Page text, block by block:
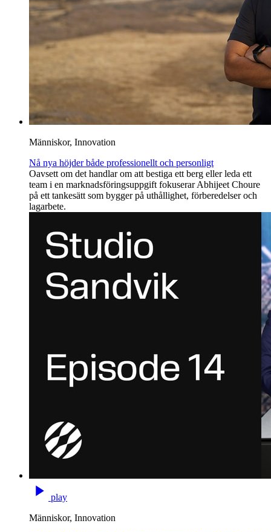
Människor, Innovation
Nå nya höjder både professionellt och personligt
Oavsett om det handlar om att bestiga ett berg eller leda ett
team i en marknadsföringsuppgift fokuserar Abhijeet Choure
på ett tankesätt som bygger på uthållighet, förberedelser och
lagarbete.
play
Människor, Innovation